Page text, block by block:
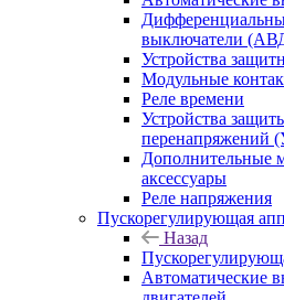
выключатели
Устройства
Модульные
Реле времени
Устройства
перенапряжений
Дополнительные
аксессуары
Реле напряжения
Пускорегулирующая
Назад
Автоматические